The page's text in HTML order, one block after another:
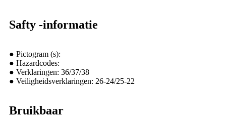
Safty -informatie
● Pictogram (s):
● Hazardcodes:
● Verklaringen: 36/37/38
● Veiligheidsverklaringen: 26-24/25-22
Bruikbaar